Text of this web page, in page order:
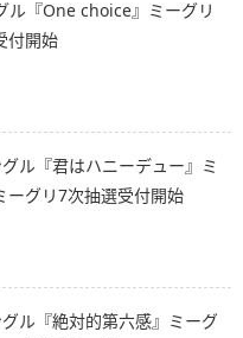
ル『One choice』ミーグリ
付開始
ル『君はハニーデュー』ミ
ーグリ7次抽選受付開始
ル『絶対的第六感』ミーグ